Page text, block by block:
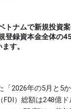
トナムで新規投資
録資本金全体の
す。
2026年の5月と5
）総額は248億